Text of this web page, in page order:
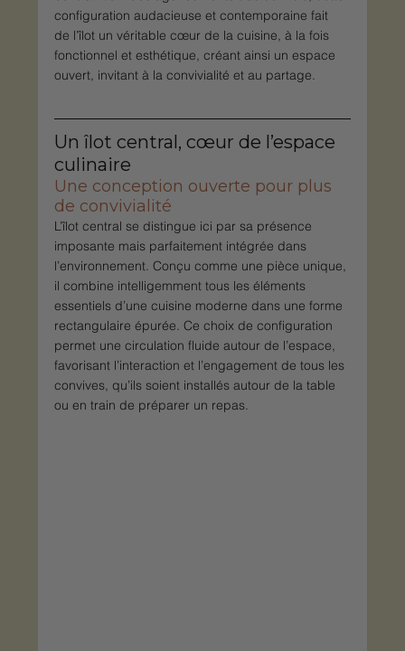
configuration audacieuse et contemporaine fait
de l’îlot un véritable cœur de la cuisine, à la fois
fonctionnel et esthétique, créant ainsi un espace
ouvert, invitant à la convivialité et au partage.
Un îlot central, cœur de l’espace
culinaire
Une conception ouverte pour plus
de convivialité
L’îlot central se distingue ici par sa présence
imposante mais parfaitement intégrée dans
l’environnement. Conçu comme une pièce unique,
il combine intelligemment tous les éléments
essentiels d’une cuisine moderne dans une forme
rectangulaire épurée. Ce choix de configuration
permet une circulation fluide autour de l’espace,
favorisant l’interaction et l’engagement de tous les
convives, qu’ils soient installés autour de la table
ou en train de préparer un repas.